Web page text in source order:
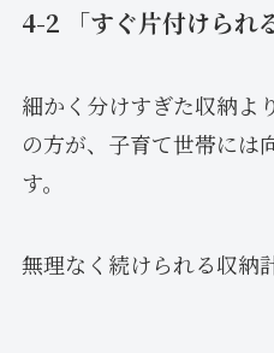
4-2 「すぐ片付けられ
細かく分けすぎた収納よ
の方が、子育て世帯には
す。
無理なく続けられる収納